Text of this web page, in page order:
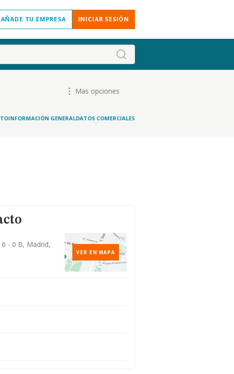
AÑADE TU EMPRESA INICIAR SESIÓN
Mas opciones
INFORMACIÓN GENERALDATOS COMERCIALES
- 0 B, Madrid,
VER EN MAPA